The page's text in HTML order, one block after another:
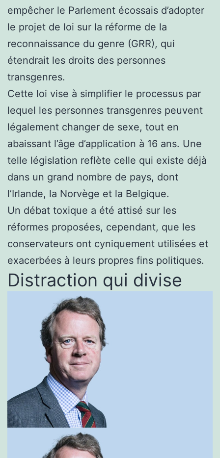
empêcher le Parlement écossais d’adopter
le projet de loi sur la réforme de la
reconnaissance du genre (GRR), qui
étendrait les droits des personnes
transgenres.
Cette loi vise à simplifier le processus par
lequel les personnes transgenres peuvent
légalement changer de sexe, tout en
abaissant l’âge d’application à 16 ans. Une
telle législation reflète celle qui existe déjà
dans un grand nombre de pays, dont
l’Irlande, la Norvège et la Belgique.
Un débat toxique a été attisé sur les
réformes proposées, cependant, que les
conservateurs ont cyniquement utilisées et
exacerbées à leurs propres fins politiques.
Distraction qui divise